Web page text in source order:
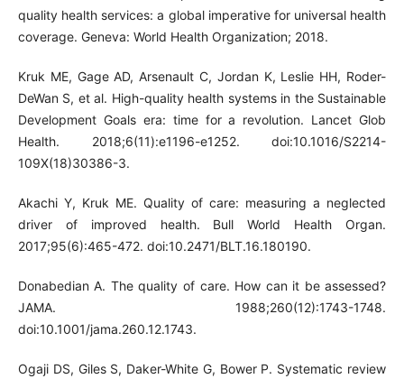
quality health services: a global imperative for universal health
coverage. Geneva: World Health Organization; 2018.
Kruk ME, Gage AD, Arsenault C, Jordan K, Leslie HH, Roder-
DeWan S, et al. High-quality health systems in the Sustainable
Development Goals era: time for a revolution. Lancet Glob
Health. 2018;6(11):e1196-e1252. doi:10.1016/S2214-
109X(18)30386-3.
Akachi Y, Kruk ME. Quality of care: measuring a neglected
driver of improved health. Bull World Health Organ.
2017;95(6):465-472. doi:10.2471/BLT.16.180190.
Donabedian A. The quality of care. How can it be assessed?
JAMA. 1988;260(12):1743-1748.
doi:10.1001/jama.260.12.1743.
Ogaji DS, Giles S, Daker-White G, Bower P. Systematic review